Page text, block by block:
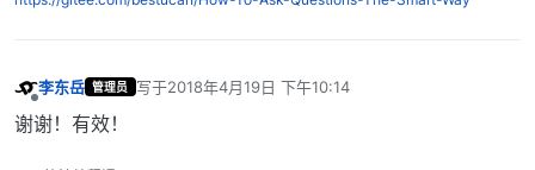
李东岳 管理员 写于2018年4月19日 下午10:14
最后由 编辑
谢谢！有效！